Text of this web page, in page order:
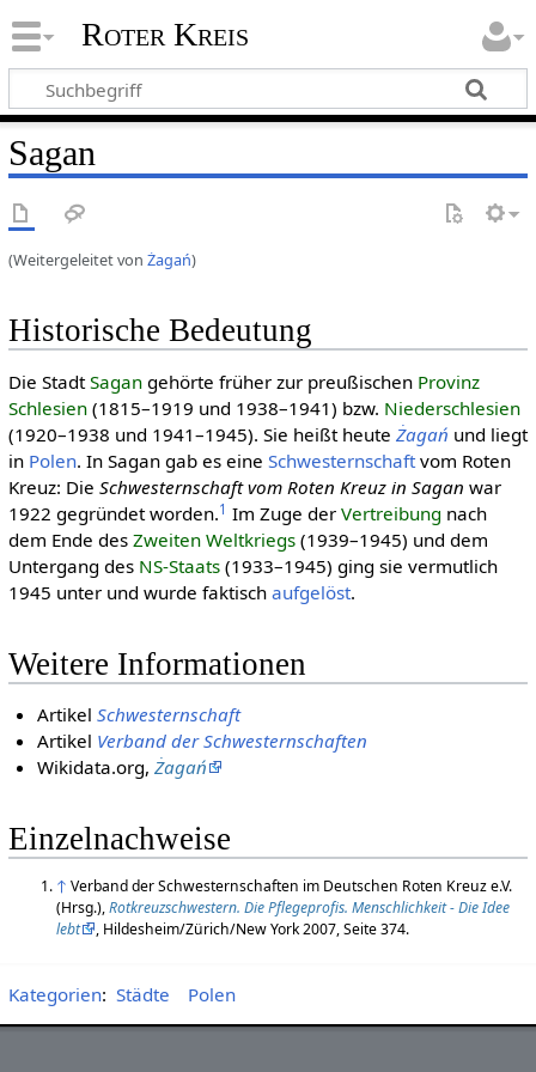
Roter Kreis
Sagan
(Weitergeleitet von Żagań)
Historische Bedeutung
Die StadtSagangehörte früher zur preußischen Provinz
Schlesien(1815–1919 und 1938–1941) bzw. Niederschlesien
(1920–1938 und 1941–1945). Sie heißt heute Żagań und liegt
in Polen. In Sagan gab es eine Schwesternschaftvom Roten
Kreuz: Die Schwesternschaft vom Roten Kreuz in Sagan war
1922 gegründet worden.1 Im Zuge der Vertreibung nach
dem Ende des Zweiten Welt­kriegs(1939–1945) und dem
Untergang des NS-Staats(1933–1945) ging sie vermutlich
1945 unter und wurde faktisch aufgelöst.
Weitere Informationen
ArtikelSchwesternschaft
Artikel Verband der Schwesternschaften
Wikidata.org,Żagań
Einzelnachweise
↑ Verband der Schwesternschaften im Deutschen Roten Kreuz e.V.
(Hrsg.),Rotkreuzschwestern. Die Pflegeprofis. Menschlichkeit - Die Idee
lebt
, Hildesheim/Zürich/New York 2007, Seite 374.
Kategorien: Städte Polen